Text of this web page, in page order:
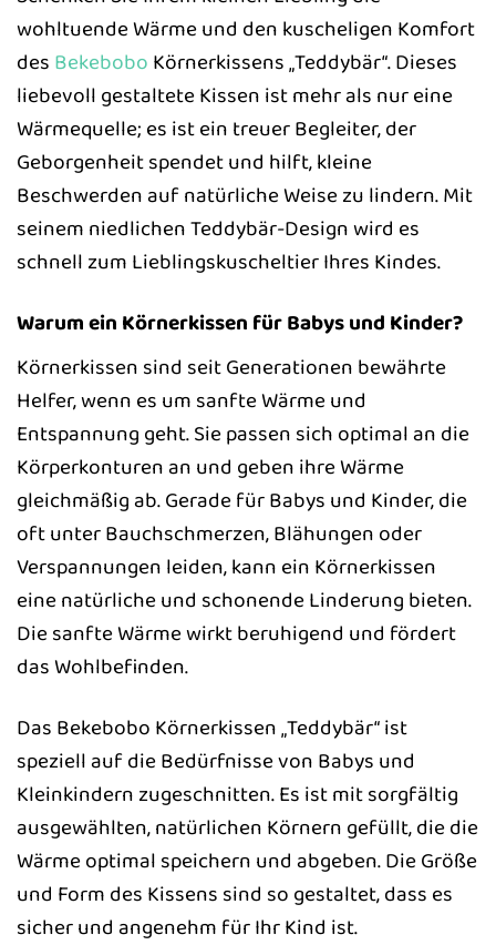
wohltuende Wärme und den kuscheligen Komfort
des Bekebobo Körnerkissens „Teddybär“. Dieses
liebevoll gestaltete Kissen ist mehr als nur eine
Wärmequelle; es ist ein treuer Begleiter, der
Geborgenheit spendet und hilft, kleine
Beschwerden auf natürliche Weise zu lindern. Mit
seinem niedlichen Teddybär-Design wird es
schnell zum Lieblingskuscheltier Ihres Kindes.
Warum ein Körnerkissen für Babys und Kinder?
Körnerkissen sind seit Generationen bewährte
Helfer, wenn es um sanfte Wärme und
Entspannung geht. Sie passen sich optimal an die
Körperkonturen an und geben ihre Wärme
gleichmäßig ab. Gerade für Babys und Kinder, die
oft unter Bauchschmerzen, Blähungen oder
Verspannungen leiden, kann ein Körnerkissen
eine natürliche und schonende Linderung bieten.
Die sanfte Wärme wirkt beruhigend und fördert
das Wohlbefinden.
Das Bekebobo Körnerkissen „Teddybär“ ist
speziell auf die Bedürfnisse von Babys und
Kleinkindern zugeschnitten. Es ist mit sorgfältig
ausgewählten, natürlichen Körnern gefüllt, die die
Wärme optimal speichern und abgeben. Die Größe
und Form des Kissens sind so gestaltet, dass es
sicher und angenehm für Ihr Kind ist.